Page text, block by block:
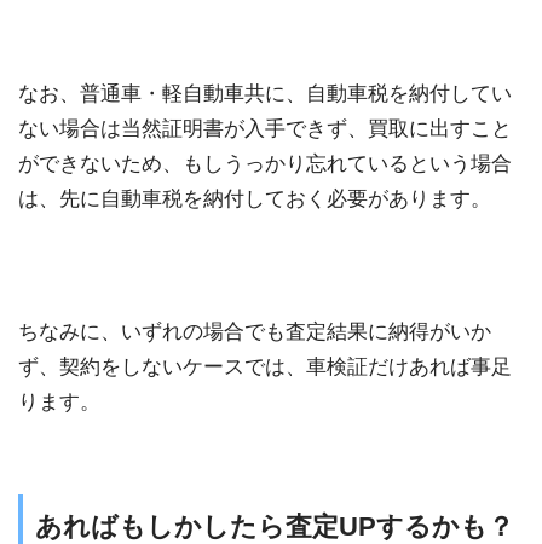
なお、普通車・軽自動車共に、自動車税を納付してい
ない場合は当然証明書が入手できず、買取に出すこと
ができないため、もしうっかり忘れているという場合
は、先に自動車税を納付しておく必要があります。
ちなみに、いずれの場合でも査定結果に納得がいか
ず、契約をしないケースでは、車検証だけあれば事足
ります。
あればもしかしたら査定UPするかも？